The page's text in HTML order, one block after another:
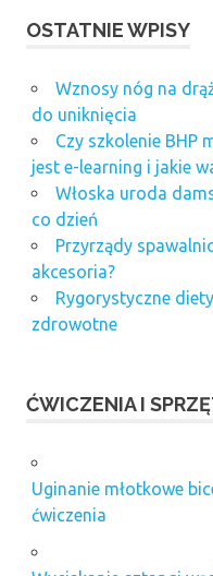
OSTATNIE WPISY
Wznosy nóg na
do uniknięcia
Czy szkolenie BHP
jest e-learning i jakie
Włoska uroda
co dzień
Przyrządy
akcesoria?
Rygorystyczne
zdrowotne
ĆWICZENIA I
Uginanie młotkowe
ćwiczenia